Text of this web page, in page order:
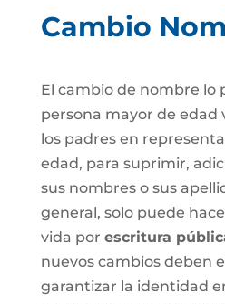
Cambio
El cambio de nombre lo
persona mayor de
los padres en
edad, para suprimir,
sus nombres o sus
general, solo puede
vida por escritura
nuevos cambios deben
garantizar la identidad